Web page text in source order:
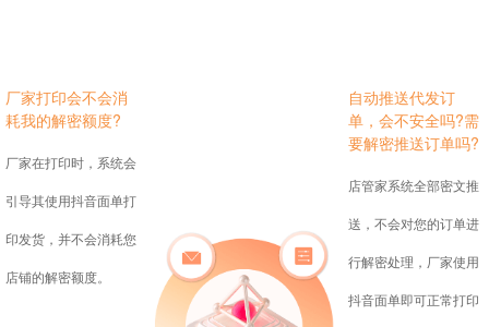
厂家打印会不会消
耗我的解密额度?
厂家在打印时，系统会
引导其使用抖音面单打
印发货，并不会消耗您
店铺的解密额度。
自动推送代发订
单，会不安全吗?需
要解密推送订单吗?
店管家系统全部密文推
送，不会对您的订单进
行解密处理，厂家使用
抖音面单即可正常打印